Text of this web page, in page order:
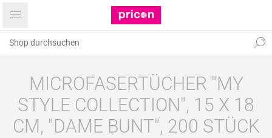
MICROFASERTÜCHER "MY
STYLE COLLECTION", 15 X 18
CM, "DAME BUNT", 200 STÜCK